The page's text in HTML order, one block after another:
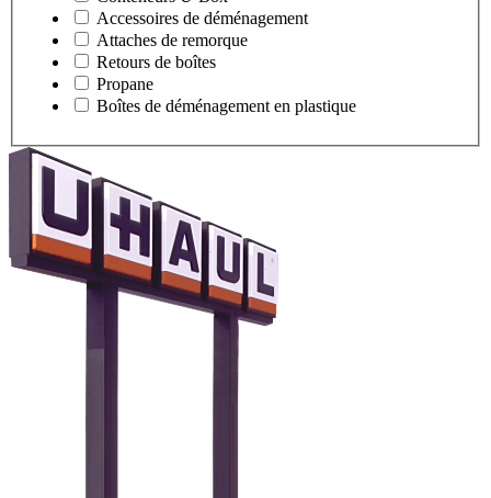
Accessoires de déménagement
Attaches de remorque
Retours de boîtes
Propane
Boîtes de déménagement en plastique